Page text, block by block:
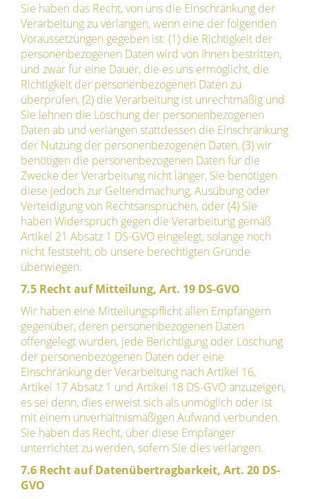
Sie haben das Recht, von uns die Einschränkung der
Verarbeitung zu verlangen, wenn eine der folgenden
Voraussetzungen gegeben ist: (1) die Richtigkeit der
personenbezogenen Daten wird von Ihnen bestritten,
und zwar für eine Dauer, die es uns ermöglicht, die
Richtigkeit der personenbezogenen Daten zu
überprüfen, (2) die Verarbeitung ist unrechtmäßig und
Sie lehnen die Löschung der personenbezogenen
Daten ab und verlangen stattdessen die Einschränkung
der Nutzung der personenbezogenen Daten, (3) wir
benötigen die personenbezogenen Daten für die
Zwecke der Verarbeitung nicht länger, Sie benötigen
diese jedoch zur Geltendmachung, Ausübung oder
Verteidigung von Rechtsansprüchen, oder (4) Sie
haben Widerspruch gegen die Verarbeitung gemäß
Artikel 21 Absatz 1 DS-GVO eingelegt, solange noch
nicht feststeht, ob unsere berechtigten Gründe
überwiegen.
7.5 Recht auf Mitteilung, Art. 19 DS-GVO
Wir haben eine Mitteilungspflicht allen Empfängern
gegenüber, deren personenbezogenen Daten
offengelegt wurden, jede Berichtigung oder Löschung
der personenbezogenen Daten oder eine
Einschränkung der Verarbeitung nach Artikel 16,
Artikel 17 Absatz 1 und Artikel 18 DS-GVO anzuzeigen,
es sei denn, dies erweist sich als unmöglich oder ist
mit einem unverhältnismäßigen Aufwand verbunden.
Sie haben das Recht, über diese Empfänger
unterrichtet zu werden, sofern Sie dies verlangen.
7.6 Recht auf Datenübertragbarkeit, Art. 20 DS-
GVO